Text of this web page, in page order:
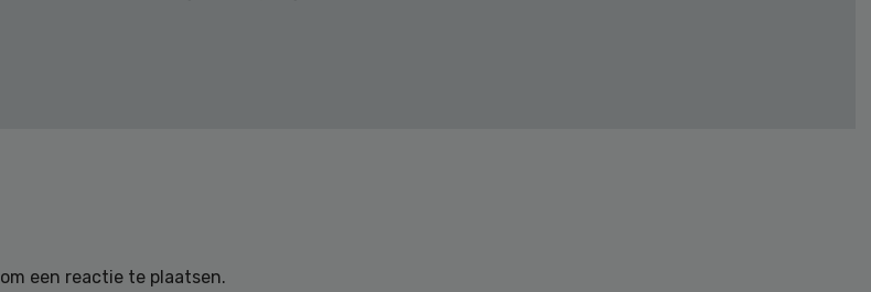
om een reactie te plaatsen.